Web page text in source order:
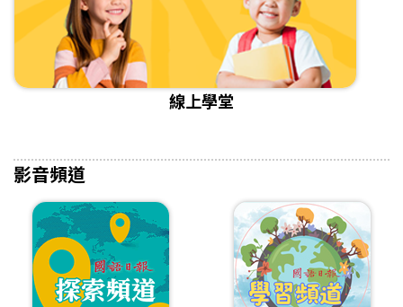
線上學堂
影音頻道